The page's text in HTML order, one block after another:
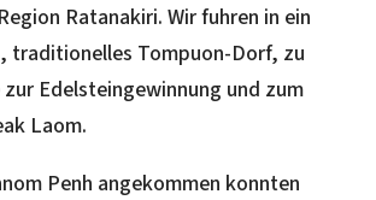
Ratanakiri. Wir fuhren in ein
traditionelles Tompuon-Dorf, zu
zur Edelsteingewinnung und zum
Laom.
Penh angekommen konnten